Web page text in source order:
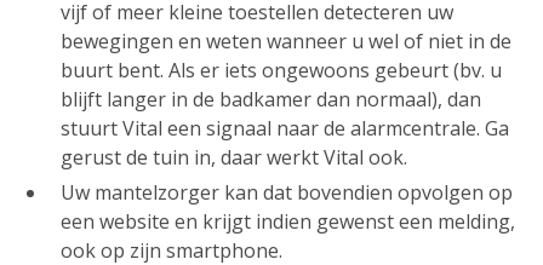
vijf of meer kleine toestellen detecteren uw
bewegingen en weten wanneer u wel of niet in de
buurt bent. Als er iets ongewoons gebeurt (bv. u
blijft langer in de badkamer dan normaal), dan
stuurt Vital een signaal naar de alarmcentrale. Ga
gerust de tuin in, daar werkt Vital ook.
Uw mantelzorger kan dat bovendien opvolgen op
een website en krijgt indien gewenst een melding,
ook op zijn smartphone.